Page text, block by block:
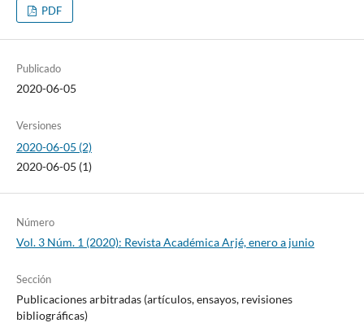
PDF
Publicado
2020-06-05
Versiones
2020-06-05 (2)
2020-06-05 (1)
Número
Vol. 3 Núm. 1 (2020): Revista Académica Arjé, enero a junio
Sección
Publicaciones arbitradas (artículos, ensayos, revisiones
bibliográficas)